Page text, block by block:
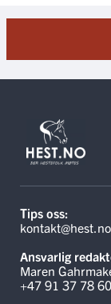
Tips oss:
kontakt@hest.no
Ansvarlig
Maren
+47 91 37 78 60